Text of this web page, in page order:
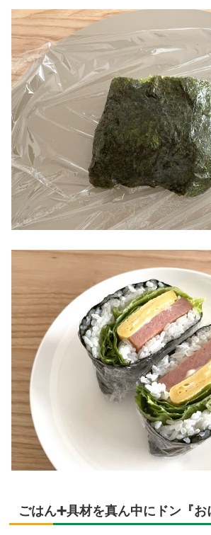
ごはん➕具材を真ん中にドン『お